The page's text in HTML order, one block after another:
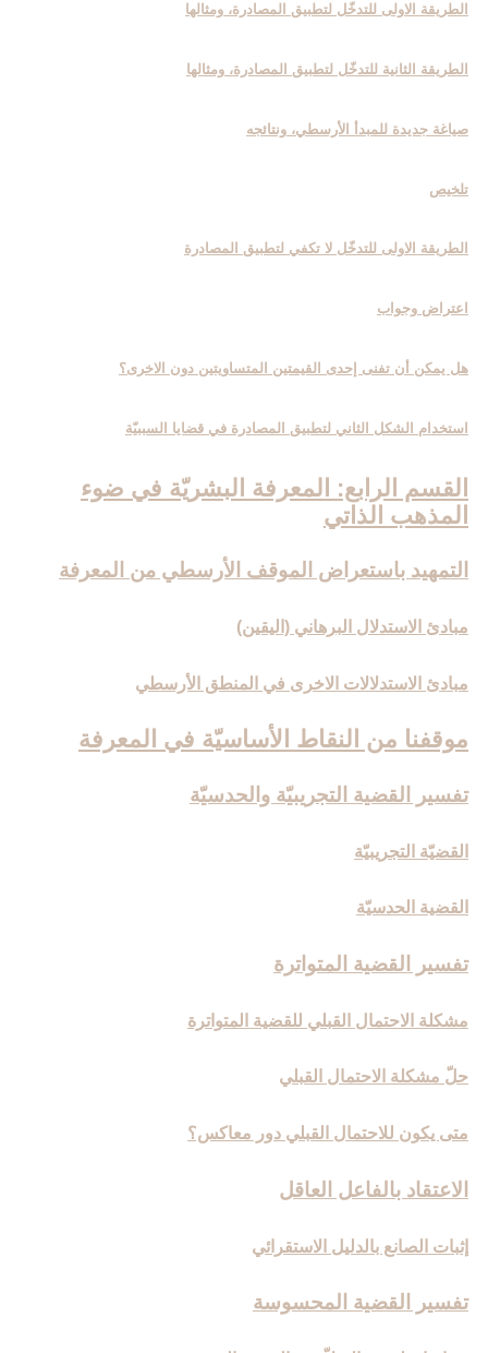
الطريقة الاولى للتدخّل لتطبيق المصادرة، ومثالها
الطريقة الثانية للتدخّل لتطبيق المصادرة، ومثالها
صياغة جديدة للمبدأ الأرسطي، ونتائجه
تلخيص
الطريقة الاولى للتدخّل لا تكفي لتطبيق المصادرة
اعتراض وجواب
هل يمكن أن تفنى إحدى القيمتين المتساويتين دون الاخرى؟
استخدام الشكل الثاني لتطبيق المصادرة في قضايا السببيّة
القسم الرابع: المعرفة البشريّة في ضوء
المذهب الذاتي‏
التمهيد باستعراض الموقف الأرسطي من المعرفة
مبادئ الاستدلال البرهاني (اليقين)
مبادئ الاستدلالات الاخرى في المنطق الأرسطي
موقفنا من النقاط الأساسيّة في المعرفة
تفسير القضية التجريبيّة والحدسيّة
القضيّة التجريبيّة
القضية الحدسيّة
تفسير القضية المتواترة
مشكلة الاحتمال القبلي للقضية المتواترة
حلّ مشكلة الاحتمال القبلي
متى يكون للاحتمال القبلي دور معاكس؟
الاعتقاد بالفاعل العاقل‏
إثبات الصانع بالدليل الاستقرائي
تفسير القضية المحسوسة